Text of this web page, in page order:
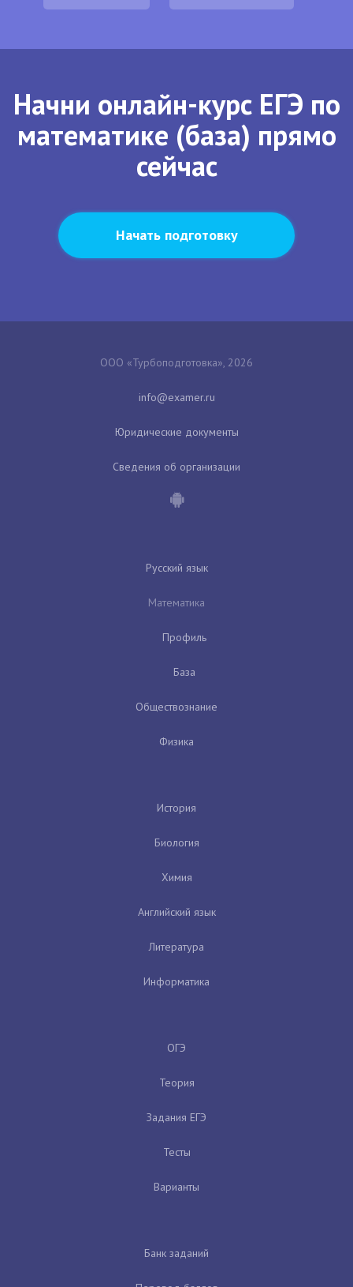
Начни онлайн-курс ЕГЭ по
математике (база) прямо
сейчас
Начать подготовку
ООО «Турбоподготовка», 2026
Юридические документы
Сведения об организации
Русский язык
Математика
Профиль
База
Обществознание
Физика
История
Биология
Химия
Английский язык
Литература
Информатика
ОГЭ
Теория
Задания ЕГЭ
Тесты
Варианты
Банк заданий